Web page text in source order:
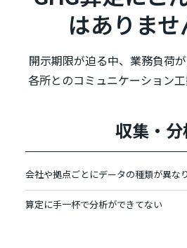
はありませ
開示期限が迫る中、業務負荷
各所とのコミュニケーション
収集・分
会社や拠点ごとにデータの種類が異な
算定に手一杯で分析ができてない